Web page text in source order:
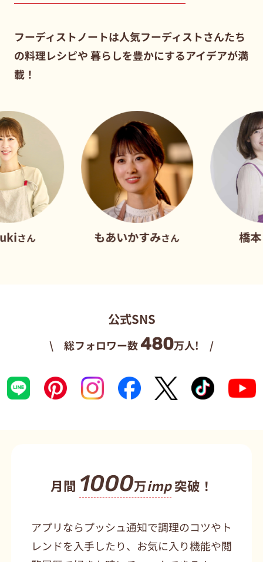
フーディストノートは人気フーディストさんたち
の料理レシピや暮らしを豊かにするアイデアが満
載！
もあいかすみさん さん
公式SNS
\ 総フォロワー数480万人! /
月間 1000万imp突破！
アプリならプッシュ通知で調理のコツやト
レンドを入手したり、お気に入り機能や閲